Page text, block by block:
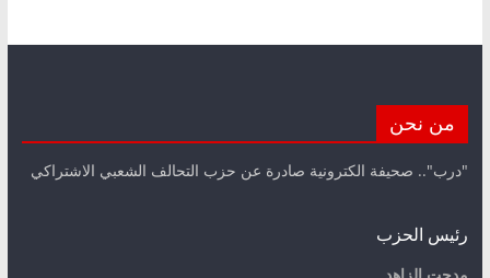
من نحن
"درب".. صحيفة الكترونية صادرة عن حزب التحالف الشعبي الاشتراكي
رئيس الحزب